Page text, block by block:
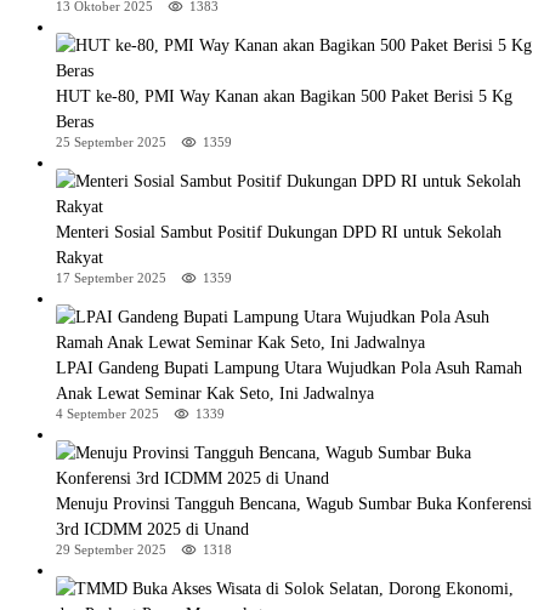
13 Oktober 2025 1383
HUT ke-80, PMI Way Kanan akan Bagikan 500 Paket Berisi 5 Kg
Beras
25 September 2025 1359
Menteri Sosial Sambut Positif Dukungan DPD RI untuk Sekolah
Rakyat
17 September 2025 1359
LPAI Gandeng Bupati Lampung Utara Wujudkan Pola Asuh Ramah
Anak Lewat Seminar Kak Seto, Ini Jadwalnya
4 September 2025 1339
Menuju Provinsi Tangguh Bencana, Wagub Sumbar Buka Konferensi
3rd ICDMM 2025 di Unand
29 September 2025 1318